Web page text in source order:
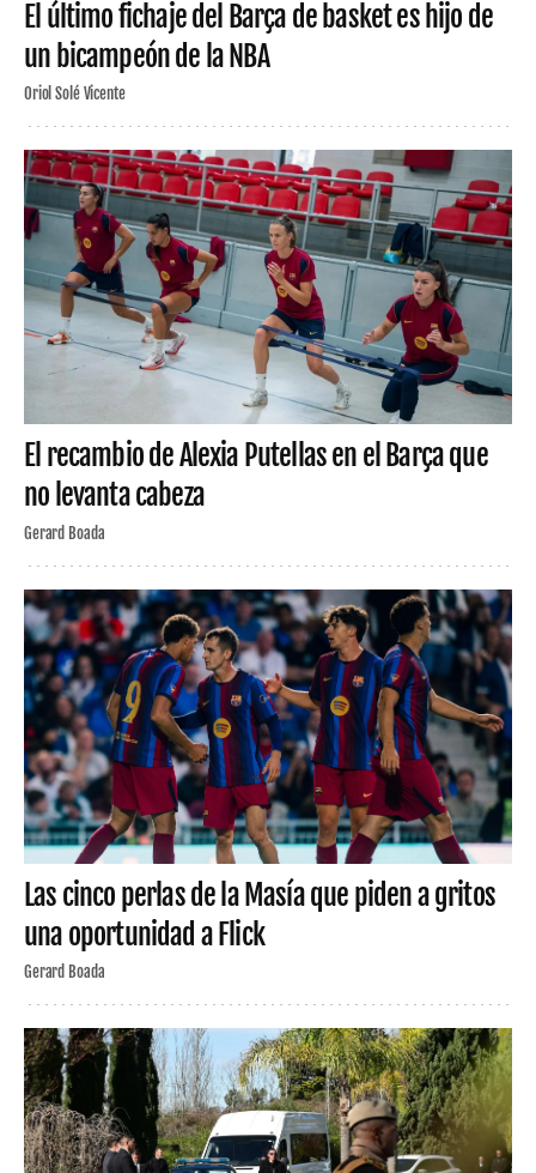
El último fichaje del Barça de basket es hijo de
un bicampeón de la NBA
Oriol Solé Vicente
El recambio de Alexia Putellas en el Barça que
no levanta cabeza
Gerard Boada
Las cinco perlas de la Masía que piden a gritos
una oportunidad a Flick
Gerard Boada